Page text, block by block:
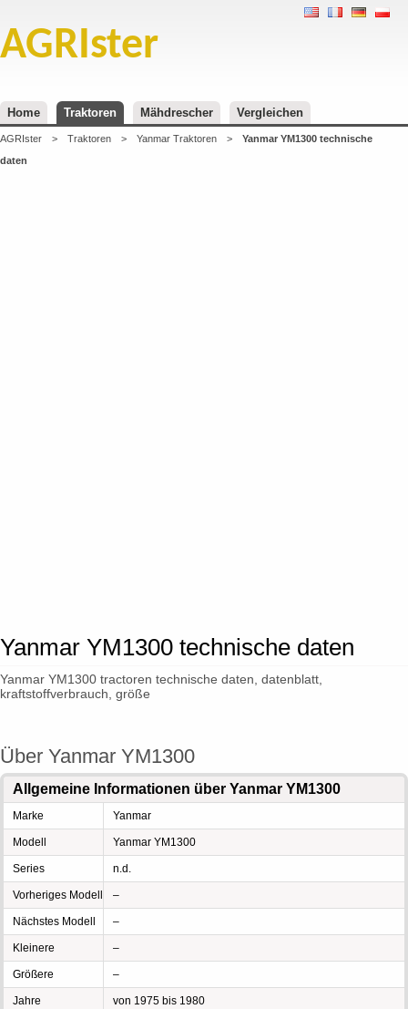
AGRIster
Home Traktoren Mähdrescher Vergleichen
AGRIster > Traktoren > Yanmar Traktoren >
Yanmar YM1300 technische
daten
Yanmar YM1300 technische daten
Yanmar YM1300 tractoren technische daten, datenblatt,
kraftstoffverbrauch, größe
Über Yanmar YM1300
Allgemeine Informationen über Yanmar YM1300
Marke Yanmar
Modell Yanmar YM1300
Series n.d.
Vorheriges Modell –
Nächstes Modell –
Kleinere –
Größere –
Jahre von 1975 bis 1980